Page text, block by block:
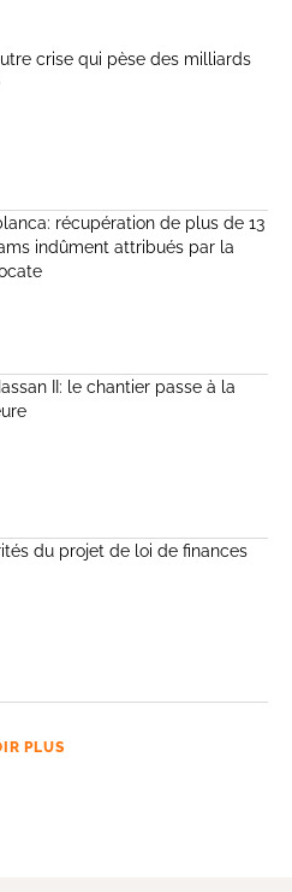
crise qui pèse des milliards
récupération de plus de 13
indûment attribués par la
II: le chantier passe à la
du projet de loi de finances
PLUS